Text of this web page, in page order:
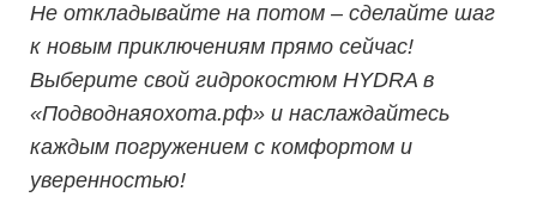
Не откладывайте на потом – сделайте шаг
к новым приключениям прямо сейчас!
Выберите свой гидрокостюм HYDRA в
«Подводнаяохота.рф» и наслаждайтесь
каждым погружением с комфортом и
уверенностью!